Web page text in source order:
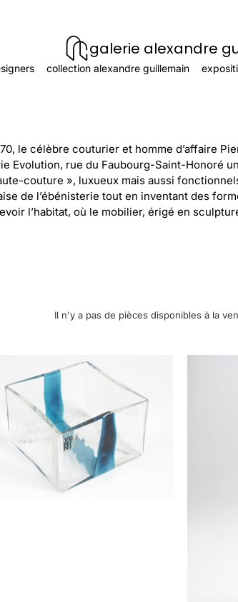
galerie alexandre
collection alexandre guillemain
le célèbre couturier et homme d’affaire
Evolution, rue du Faubourg-Saint-Honoré
couture », luxueux mais aussi
de l’ébénisterie tout en inventant des
l’habitat, où le mobilier, érigé en
Il n'y a pas de pièces disponibles à la